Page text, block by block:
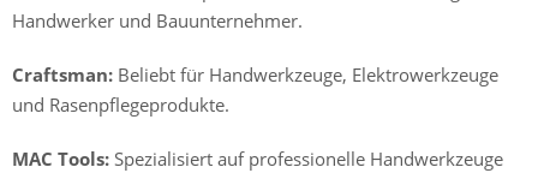
Handwerker und Bauunternehmer.
Craftsman: Beliebt für Handwerkzeuge, Elektrowerkzeuge
und Rasenpflegeprodukte.
MAC Tools: Spezialisiert auf professionelle Handwerkzeuge